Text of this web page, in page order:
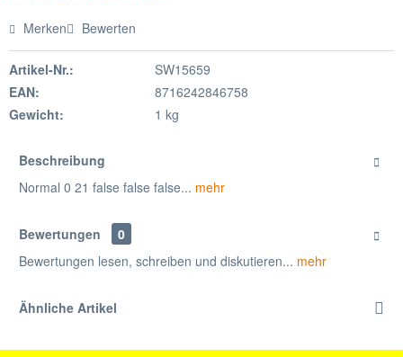
Merken Bewerten
Artikel-Nr.:
SW15659
EAN:
8716242846758
Gewicht:
1 kg
Beschreibung
Normal 0 21 false false false... mehr
Bewertungen
0
Bewertungen lesen, schreiben und diskutieren... mehr
Ähnliche Artikel